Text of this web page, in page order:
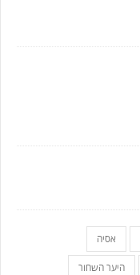
אסיה
היער השחור